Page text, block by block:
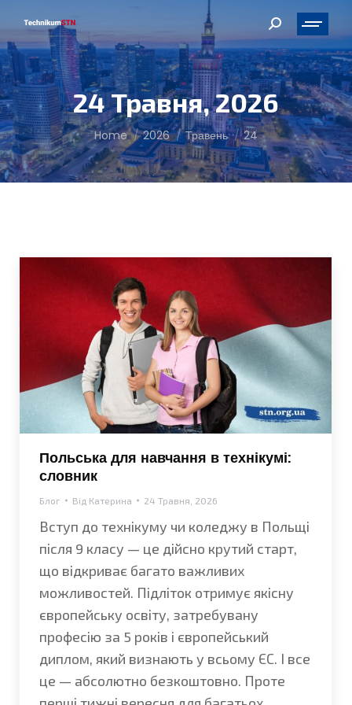
Search:
24 Травня, 2026
You are here:
Home 2026 Травень 24
Польська для навчання в технікумі:
словник
Блог Від Катерина 24 Травня, 2026
Вступ до технікуму чи коледжу в Польщі
після 9 класу — це дійсно крутий старт,
що відкриває багато важливих
можливостей. Підліток отримує якісну
європейську освіту, затребувану
професію за 5 років і європейський
диплом, який визнають у всьому ЄС. І все
це — абсолютно безкоштовно. Проте